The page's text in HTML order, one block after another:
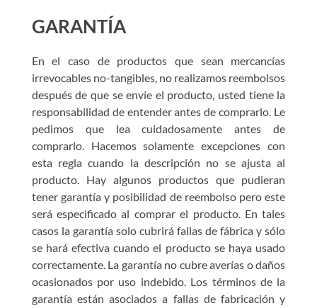
GARANTÍA
En el caso de productos que sean mercancías
irrevocables no-tangibles, no realizamos reembolsos
después de que se envíe el producto, usted tiene la
responsabilidad de entender antes de comprarlo. Le
pedimos que lea cuidadosamente antes de
comprarlo. Hacemos solamente excepciones con
esta regla cuando la descripción no se ajusta al
producto. Hay algunos productos que pudieran
tener garantía y posibilidad de reembolso pero este
será especificado al comprar el producto. En tales
casos la garantía solo cubrirá fallas de fábrica y sólo
se hará efectiva cuando el producto se haya usado
correctamente. La garantía no cubre averías o daños
ocasionados por uso indebido. Los términos de la
garantía están asociados a fallas de fabricación y